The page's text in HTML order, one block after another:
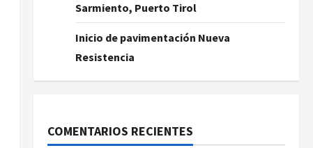
Sarmiento, Puerto Tirol
Inicio de pavimentación Nueva
Resistencia
COMENTARIOS RECIENTES